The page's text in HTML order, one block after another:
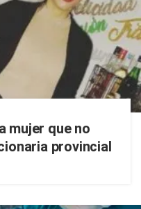
mujer que no
provincial